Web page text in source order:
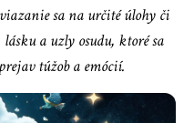
sa na určité úlohy či
a uzly osudu, ktoré sa
túžob a emócií.